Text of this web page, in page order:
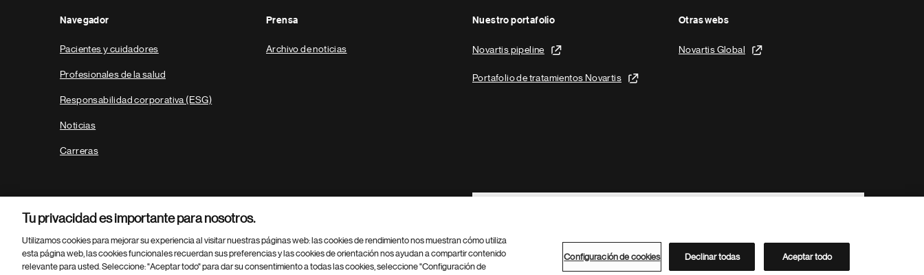
Navegador
Pacientes y cuidadores
Profesionales de la salud
Responsabilidad corporativa (ESG)
Noticias
Carreras
Prensa
Archivo de noticias
Nuestro portafolio
Novartis pipeline
Portafolio de tratamientos Novartis
Otras webs
Novartis Global
Footer Site Search
Parte
© 2026 Novartis AG Directorio de Novartis
Tu privacidad es importante para nosotros.
Utilizamos cookies para mejorar su experiencia al visitar nuestras páginas web: las cookies de rendimiento nos muestran cómo utiliza
esta página web, las cookies funcionales recuerdan sus preferencias y las cookies de orientación nos ayudan a compartir contenido
relevante para usted. Seleccione: "Aceptar todo" para dar su consentimiento a todas las cookies, seleccione "Configuración de
Configuración de cookies Declinar todas Aceptar todo